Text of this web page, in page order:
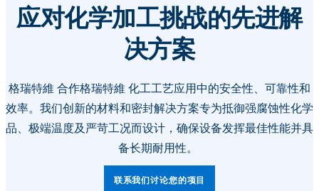
应对化学加工挑战的先进解
决方案
格瑞特維 合作格瑞特維 化工工艺应用中的安全性、可靠性和
效率。我们创新的材料和密封解决方案专为抵御强腐蚀性化学
品、极端温度及严苛工况而设计，确保设备发挥最佳性能并具
备长期耐用性。
联系我们讨论您的项目